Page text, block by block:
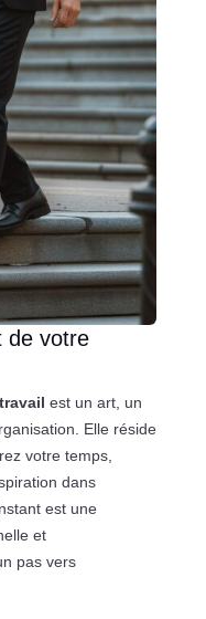
de votre
est un art, un
Elle réside
votre temps,
dans
est une
et
pas vers